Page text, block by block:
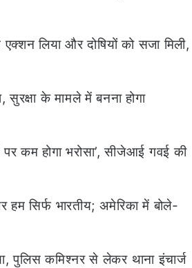
लिया और दोषियों को सजा मिली,
के मामले में बनना होगा
कम होगा भरोसा’, सीजेआई गवई की
हम सिर्फ भारतीय; अमेरिका में बोले-
पुलिस कमिश्नर से लेकर थाना इंचार्ज